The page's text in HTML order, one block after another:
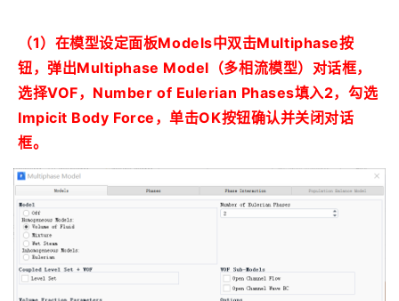
（1）在模型设定面板Models中双击Multiphase按
钮，弹出Multiphase Model（多相流模型）对话框，
选择VOF，Number of Eulerian Phases填入2，勾选
Impicit Body Force，单击OK按钮确认并关闭对话
框。